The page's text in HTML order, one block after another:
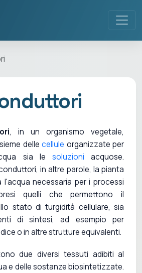
, in un organismo vegetale,
dellecellule organizzate per
sia le soluzioni acquose.
in altre parole, la pianta
necessaria per i processi
quelli che permettono il
stato di turgidità cellulare, sia
di sintesi, ad esempio per
o in altre strutture equivalenti.
due diversi tessuti adibiti al
e delle sostanze biosintetizzate.